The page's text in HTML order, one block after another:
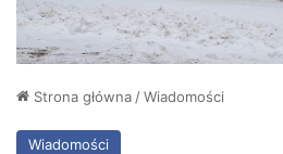
Strona główna /Wiadomości
Wiadomości